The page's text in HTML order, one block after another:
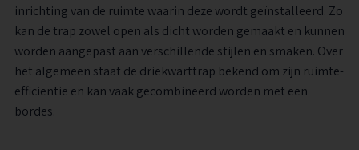
inrichting van de ruimte waarin deze wordt geïnstalleerd. Zo
kan de trap zowel open als dicht worden gemaakt en kunnen
worden aangepast aan verschillende stijlen en smaken. Over
het algemeen staat de driekwarttrap bekend om zijn ruimte-
efficiëntie en kan vaak gecombineerd worden met een
bordes.